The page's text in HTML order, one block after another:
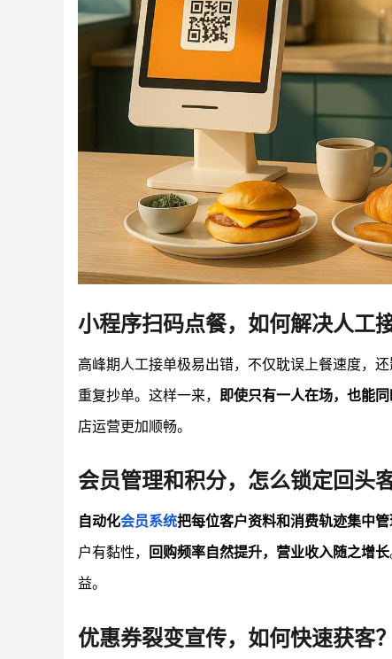
小程序扫码点餐，如何解决人工
高峰期人工接单极易出错，不仅耽误上餐速度，还
重复抄单。这样一来， 即使只有一人在场，也能
店运营更加顺畅。
会员管理和积分，怎么锁定回头客
自动化会员系统把每位客户资料和消费轨迹集中
户有黏性，
回购频率自然提升，营业收入随之增长
益。
优惠券裂变宣传，如何快速获客？